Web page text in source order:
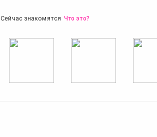
Сейчас знакомятся Что это?